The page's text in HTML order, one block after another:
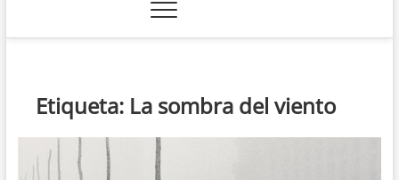
Etiqueta: La sombra del viento